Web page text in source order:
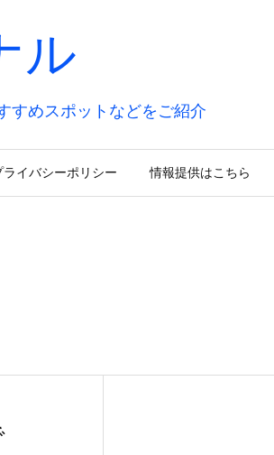
ル
すめスポットなどをご紹介
ライバシーポリシー 情報提供はこちら